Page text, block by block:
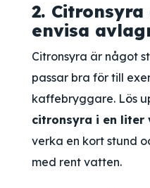
2.
envisa
Citronsyra är något
passar bra för till
kaffebryggare. Lös
citronsyra i en liter
verka en kort stund
med rent vatten.